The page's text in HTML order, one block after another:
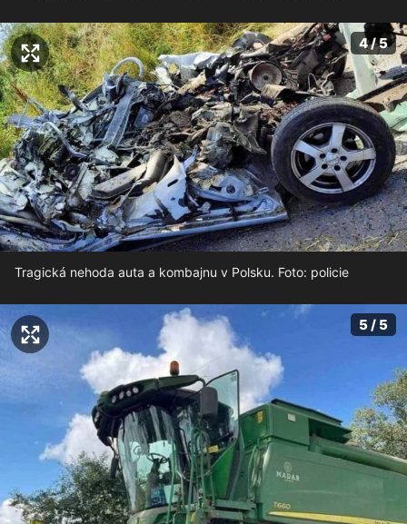
4 / 5
Tragická nehoda auta a kombajnu v Polsku. Foto: policie
5 / 5